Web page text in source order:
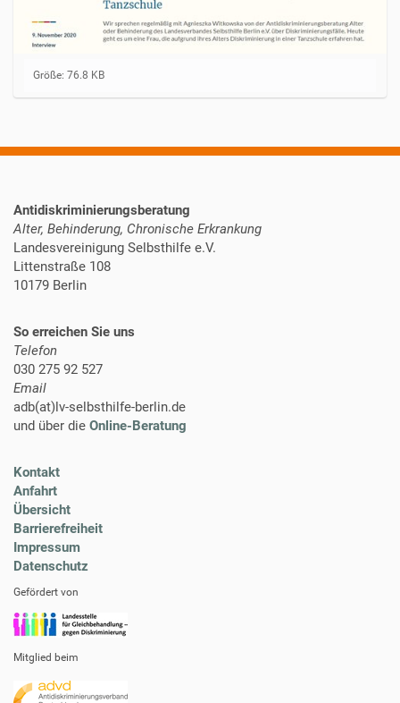
Z
B
i
n
o
l
G
r
ö
ß
e
…
Größe: 76.8 KB
Antidiskriminierungsberatung
Alter, Behinderung, Chronische Erkrankung
Landesvereinigung Selbsthilfe e.V.
Littenstraße 108
10179 Berlin
So erreichen Sie uns
Telefon
030 275 92 527
Email
adb(at)lv-selbsthilfe-berlin.de
und über die Online-Beratung
Kontakt
Anfahrt
Übersicht
Barrierefreiheit
Impressum
Datenschutz
Gefördert von
Mitglied beim